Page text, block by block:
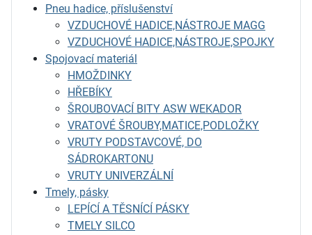
Pneu hadice, příslušenství
VZDUCHOVÉ HADICE,NÁSTROJE MAGG
VZDUCHOVÉ HADICE,NÁSTROJE,SPOJKY
Spojovací materiál
HMOŽDINKY
HŘEBÍKY
ŠROUBOVACÍ BITY ASW WEKADOR
VRATOVÉ ŠROUBY,MATICE,PODLOŽKY
VRUTY PODSTAVCOVÉ, DO
SÁDROKARTONU
VRUTY UNIVERZÁLNÍ
Tmely, pásky
LEPÍCÍ A TĚSNÍCÍ PÁSKY
TMELY SILCO